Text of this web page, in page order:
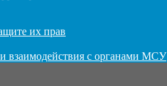
их прав
взаимодействия с органами МСУ